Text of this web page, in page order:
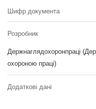
Шифр документа
Розробник
Держнаглядохоронпраці
охороною праці)
Додаткові дані